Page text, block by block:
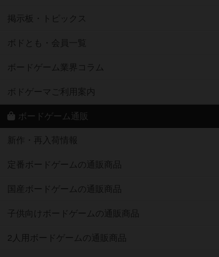
掲示板・トピックス
ボドとも・会員一覧
ボードゲーム業界コラム
ボドゲーマご利用案内
ボードゲーム通販
新作・再入荷情報
定番ボードゲームの通販商品
国産ボードゲームの通販商品
子供向けボードゲームの通販商品
2人用ボードゲームの通販商品